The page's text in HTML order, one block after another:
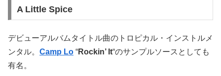
A Little Spice
デビューアルバムタイトル曲のトロピカル・インストルメ
ンタル。 Camp Lo “Rockin’ It“のサンプルソースとしても
有名。